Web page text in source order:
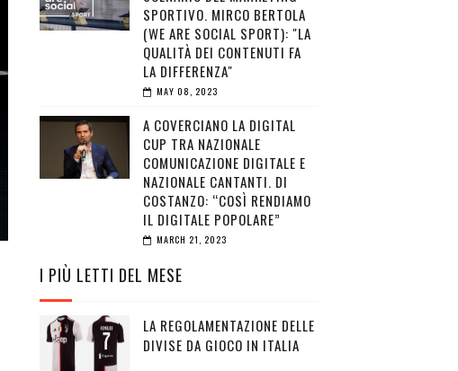
SPORTIVO. MIRCO BERTOLA
(WE ARE SOCIAL SPORT): "LA
QUALITÀ DEI CONTENUTI FA
LA DIFFERENZA"
MAY 08, 2023
A COVERCIANO LA DIGITAL
CUP TRA NAZIONALE
COMUNICAZIONE DIGITALE E
NAZIONALE CANTANTI. DI
COSTANZO: “COSÌ RENDIAMO
IL DIGITALE POPOLARE”
MARCH 21, 2023
I PIÙ LETTI DEL MESE
LA REGOLAMENTAZIONE DELLE
DIVISE DA GIOCO IN ITALIA